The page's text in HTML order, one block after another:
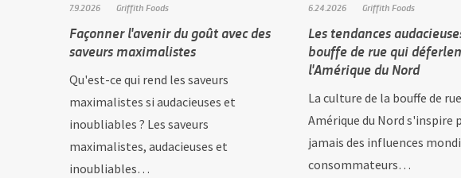
7.9.2026 Griffith Foods
Façonner l'avenir du goût avec des
saveurs maximalistes
Qu'est-ce qui rend les saveurs
maximalistes si audacieuses et
inoubliables ? Les saveurs
maximalistes, audacieuses et
inoubliables…
6.24.2026 Griffith Foods
Les tendances
bouffe de rue qui
l'Amérique du Nord
La culture de la bouffe de
Amérique du Nord s'inspire
jamais des influences
consommateurs…